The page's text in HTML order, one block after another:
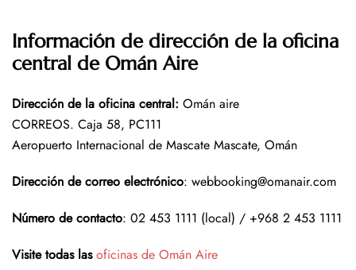
Información de dirección de la oficina
central de Omán Aire
Dirección de la oficina central: Omán aire
CORREOS. Caja 58, PC111
Aeropuerto Internacional de Mascate Mascate, Omán
Dirección de correo electrónico: webbooking@omanair.com
Número de contacto: 02 453 1111 (local) / +968 2 453 1111
Visite todas las oficinas de Omán Aire